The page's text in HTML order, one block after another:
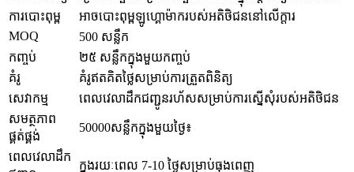
ការបោះពុម្ព
អាចបោះពុម្ពឡូហ្គោម៉ាករបស់អតិថិជននៅលើក្តារ
MOQ
500 សន្លឹក
កញ្ចប់
២៥ សន្លឹកក្នុងមួយកញ្ចប់
គំរូ
គំរូឥតគិតថ្លៃសម្រាប់ការត្រួតពិនិត្យ
សេវាកម្ម
ពេលវេលាដឹកជញ្ជូនរហ័សសម្រាប់ការស្នើសុំរបស់អតិថិជន
សមត្ថភាព
ផ្គត់ផ្គង់
50000សន្លឹកក្នុងមួយថ្ងៃ៖
ពេលវេលាដឹក
ក្នុងរយៈពេល 7-10 ថ្ងៃសម្រាប់ធុងពេញ